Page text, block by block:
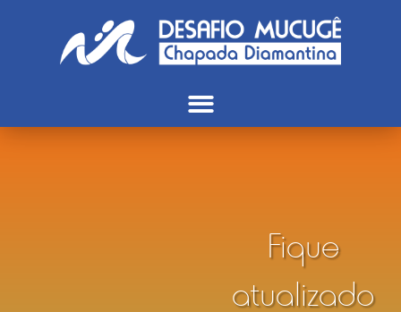
Fique
atualizado